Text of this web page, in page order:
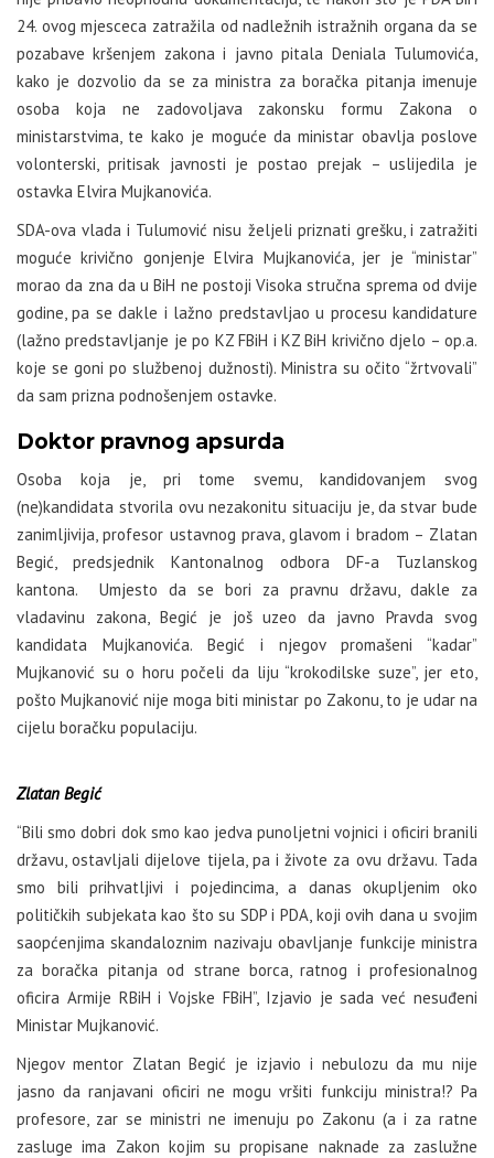
24. ovog mjesceca zatražila od nadležnih istražnih organa da se
pozabave kršenjem zakona i javno pitala Deniala Tulumovića,
kako je dozvolio da se za ministra za boračka pitanja imenuje
osoba koja ne zadovoljava zakonsku formu Zakona o
ministarstvima, te kako je moguće da ministar obavlja poslove
volonterski, pritisak javnosti je postao prejak – uslijedila je
ostavka Elvira Mujkanovića.
SDA-ova vlada i Tulumović nisu željeli priznati grešku, i zatražiti
moguće krivično gonjenje Elvira Mujkanovića, jer je “ministar”
morao da zna da u BiH ne postoji Visoka stručna sprema od dvije
godine, pa se dakle i lažno predstavljao u procesu kandidature
(lažno predstavljanje je po KZ FBiH i KZ BiH krivično djelo – op.a.
koje se goni po službenoj dužnosti). Ministra su očito “žrtvovali”
da sam prizna podnošenjem ostavke.
Doktor pravnog apsurda
Osoba koja je, pri tome svemu, kandidovanjem svog
(ne)kandidata stvorila ovu nezakonitu situaciju je, da stvar bude
zanimljivija, profesor ustavnog prava, glavom i bradom – Zlatan
Begić, predsjednik Kantonalnog odbora DF-a Tuzlanskog
kantona. Umjesto da se bori za pravnu državu, dakle za
vladavinu zakona, Begić je još uzeo da javno Pravda svog
kandidata Mujkanovića. Begić i njegov promašeni “kadar”
Mujkanović su o horu počeli da liju “krokodilske suze”, jer eto,
pošto Mujkanović nije moga biti ministar po Zakonu, to je udar na
cijelu boračku populaciju.
Zlatan Begić
“Bili smo dobri dok smo kao jedva punoljetni vojnici i oficiri branili
državu, ostavljali dijelove tijela, pa i živote za ovu državu. Tada
smo bili prihvatljivi i pojedincima, a danas okupljenim oko
političkih subjekata kao što su SDP i PDA, koji ovih dana u svojim
saopćenjima skandaloznim nazivaju obavljanje funkcije ministra
za boračka pitanja od strane borca, ratnog i profesionalnog
oficira Armije RBiH i Vojske FBiH”, Izjavio je sada već nesuđeni
Ministar Mujkanović.
Njegov mentor Zlatan Begić je izjavio i nebulozu da mu nije
jasno da ranjavani oficiri ne mogu vršiti funkciju ministra!? Pa
profesore, zar se ministri ne imenuju po Zakonu (a i za ratne
zasluge ima Zakon kojim su propisane naknade za zaslužne